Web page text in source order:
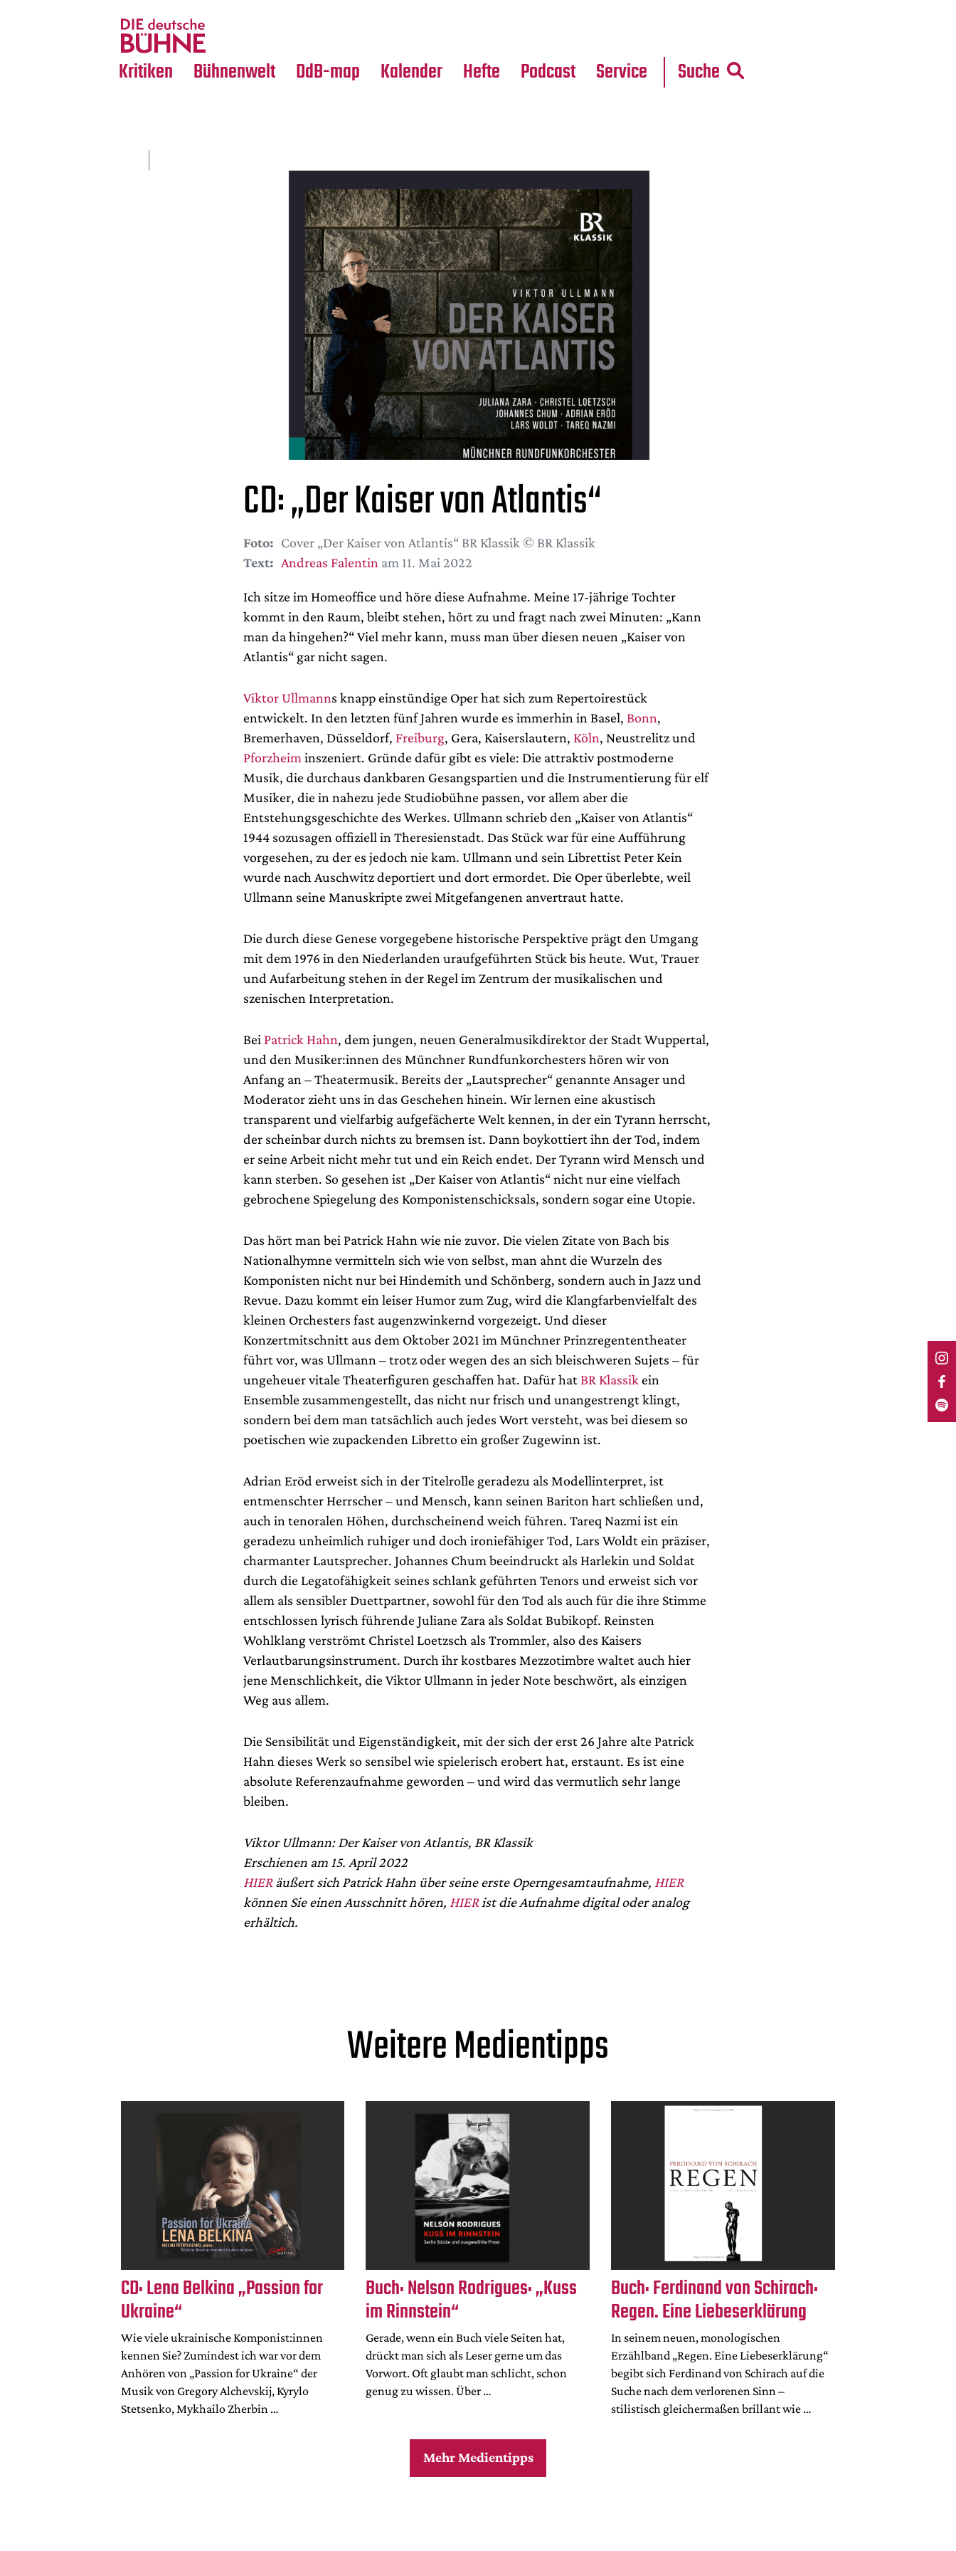
Kritiken
Crossover
Bühnenwelt
Medientipps
DdB-map Kalender Hefte Podcast Service Suche
CD: „Der Kaiser von Atlantis“
Foto: Cover „Der Kaiser von Atlantis“ BR Klassik © BR Klassik
Text: Andreas Falentinam 11. Mai 2022
Ich sitze im Homeoffice und höre diese Aufnahme. Meine 17-jährige Tochter
kommt in den Raum, bleibt stehen, hört zu und fragt nach zwei Minuten: „Kann
man da hingehen?“ Viel mehr kann, muss man über diesen neuen „Kaiser von
Atlantis“ gar nicht sagen.
Viktor Ullmanns knapp einstündige Oper hat sich zum Repertoirestück
entwickelt. In den letzten fünf Jahren wurde es immerhin in Basel, Bonn,
Bremerhaven, Düsseldorf, Freiburg, Gera, Kaiserslautern, Köln, Neustrelitz und
Pforzheiminszeniert. Gründe dafür gibt es viele: Die attraktiv postmoderne
Musik, die durchaus dankbaren Gesangspartien und die Instrumentierung für elf
Musiker, die in nahezu jede Studiobühne passen, vor allem aber die
Entstehungsgeschichte des Werkes. Ullmann schrieb den „Kaiser von Atlantis“
1944 sozusagen offiziell in Theresienstadt. Das Stück war für eine Aufführung
vorgesehen, zu der es jedoch nie kam. Ullmann und sein Librettist Peter Kein
wurde nach Auschwitz deportiert und dort ermordet. Die Oper überlebte, weil
Ullmann seine Manuskripte zwei Mitgefangenen anvertraut hatte.
Die durch diese Genese vorgegebene historische Perspektive prägt den Umgang
mit dem 1976 in den Niederlanden uraufgeführten Stück bis heute. Wut, Trauer
und Aufarbeitung stehen in der Regel im Zentrum der musikalischen und
szenischen Interpretation.
Bei Patrick Hahn, dem jungen, neuen Generalmusikdirektor der Stadt Wuppertal,
und den Musiker:innen des Münchner Rundfunkorchesters hören wir von
Anfang an – Theatermusik. Bereits der „Lautsprecher“ genannte Ansager und
Moderator zieht uns in das Geschehen hinein. Wir lernen eine akustisch
transparent und vielfarbig aufgefächerte Welt kennen, in der ein Tyrann herrscht,
der scheinbar durch nichts zu bremsen ist. Dann boykottiert ihn der Tod, indem
er seine Arbeit nicht mehr tut und ein Reich endet. Der Tyrann wird Mensch und
kann sterben. So gesehen ist „Der Kaiser von Atlantis“ nicht nur eine vielfach
gebrochene Spiegelung des Komponistenschicksals, sondern sogar eine Utopie.
Das hört man bei Patrick Hahn wie nie zuvor. Die vielen Zitate von Bach bis
Nationalhymne vermitteln sich wie von selbst, man ahnt die Wurzeln des
Komponisten nicht nur bei Hindemith und Schönberg, sondern auch in Jazz und
Revue. Dazu kommt ein leiser Humor zum Zug, wird die Klangfarbenvielfalt des
kleinen Orchesters fast augenzwinkernd vorgezeigt. Und dieser
Konzertmitschnitt aus dem Oktober 2021 im Münchner Prinzregententheater
führt vor, was Ullmann – trotz oder wegen des an sich bleischweren Sujets – für
ungeheuer vitale Theaterfiguren geschaffen hat. Dafür hat BR Klassikein
Ensemble zusammengestellt, das nicht nur frisch und unangestrengt klingt,
sondern bei dem man tatsächlich auch jedes Wort versteht, was bei diesem so
poetischen wie zupackenden Libretto ein großer Zugewinn ist.
Adrian Eröd erweist sich in der Titelrolle geradezu als Modellinterpret, ist
entmenschter Herrscher – und Mensch, kann seinen Bariton hart schließen und,
auch in tenoralen Höhen, durchscheinend weich führen. Tareq Nazmi ist ein
geradezu unheimlich ruhiger und doch ironiefähiger Tod, Lars Woldt ein präziser,
charmanter Lautsprecher. Johannes Chum beeindruckt als Harlekin und Soldat
durch die Legatofähigkeit seines schlank geführten Tenors und erweist sich vor
allem als sensibler Duettpartner, sowohl für den Tod als auch für die ihre Stimme
entschlossen lyrisch führende Juliane Zara als Soldat Bubikopf. Reinsten
Wohlklang verströmt Christel Loetzsch als Trommler, also des Kaisers
Verlautbarungsinstrument. Durch ihr kostbares Mezzotimbre waltet auch hier
jene Menschlichkeit, die Viktor Ullmann in jeder Note beschwört, als einzigen
Weg aus allem.
Die Sensibilität und Eigenständigkeit, mit der sich der erst 26 Jahre alte Patrick
Hahn dieses Werk so sensibel wie spielerisch erobert hat, erstaunt. Es ist eine
absolute Referenzaufnahme geworden – und wird das vermutlich sehr lange
bleiben.
Viktor Ullmann: Der Kaiser von Atlantis, BR Klassik
Erschienen am 15. April 2022
HIERäußert sich Patrick Hahn über seine erste Operngesamtaufnahme, HIER
können Sie einen Ausschnitt hören, HIERist die Aufnahme digital oder analog
erhältich.
Weitere Medientipps
CD: Lena Belkina „Passion for
Ukraine“
Wie viele ukrainische Komponist:innen
kennen Sie? Zumindest ich war vor dem
Anhören von „Passion for Ukraine“ der
Musik von Gregory Alchevskij, Kyrylo
Stetsenko, Mykhailo Zherbin …
Buch: Nelson Rodrigues: „Kuss
im Rinnstein“
Gerade, wenn ein Buch viele Seiten hat,
drückt man sich als Leser gerne um das
Vorwort. Oft glaubt man schlicht, schon
genug zu wissen. Über …
Buch: Ferdinand von Schirach:
Regen. Eine Liebeserklärung
In seinem neuen, monologischen
Erzählband „Regen. Eine Liebeserklärung“
begibt sich Ferdinand von Schirach auf die
Suche nach dem verlorenen Sinn –
stilistisch gleichermaßen brillant wie …
Mehr Medientipps